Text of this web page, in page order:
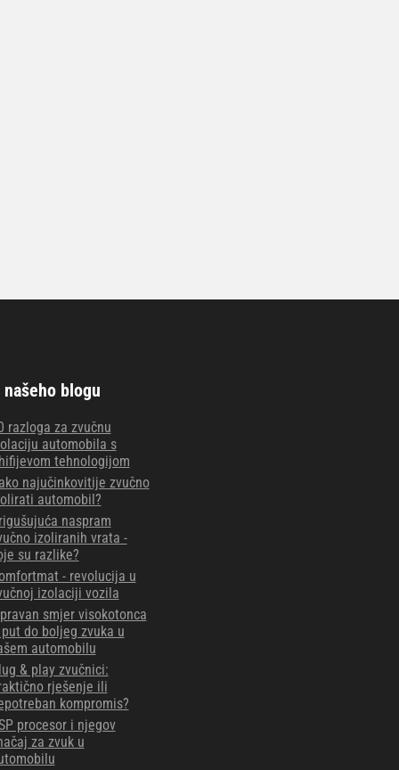
našeho blogu
razloga za zvučnu
automobila s
tehnologijom
najučinkovitije zvučno
automobil?
naspram
izoliranih vrata -
su razlike?
- revolucija u
izolaciji vozila
smjer visokotonca
do boljeg zvuka u
automobilu
& play zvučnici:
rješenje ili
kompromis?
procesor i njegov
za zvuk u